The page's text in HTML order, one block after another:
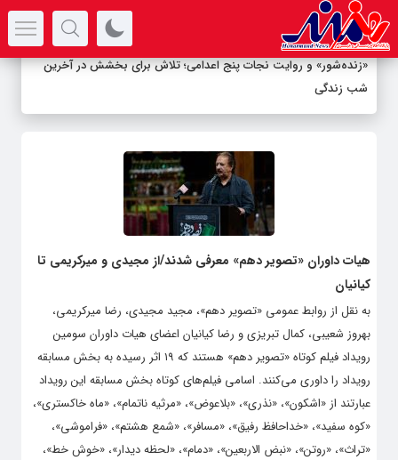
«زنده‌شور» و روایت نجات پنج اعدامی؛ تلاش برای بخشش در آخرین
شب زندگی
هیات داوران «تصویر دهم» معرفی شدند/از مجیدی و میرکریمی تا
کیانیان
به نقل از روابط عمومی «تصویر دهم»، مجید مجیدی، رضا میرکریمی،
بهروز شعیبی،‌ کمال تبریزی و رضا کیانیان اعضای هیات داوران سومین
رویداد فیلم کوتاه «تصویر دهم» هستند که ۱۹ اثر رسیده به بخش مسابقه
رویداد را داوری می‌کنند. اسامی فیلم‌های کوتاه بخش مسابقه این رویداد
عبارتند از «اشکون»، «نذری»، «بلاعوض»، «مرثیه ناتمام»، «ماه خاکستری»،
«کوه سفید»، «خداحافظ رفیق»، «مسافر»، «شمع هشتم»، «فراموشی»،
«تراث»، «روتن»، «نبض الاربعین»، «دمام»، «لحظه دیدار»، «خوش خط»،